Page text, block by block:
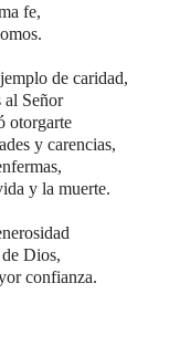
fe,
de caridad,
al Señor
otorgarte
y carencias,
y la muerte.
Dios,
confianza.